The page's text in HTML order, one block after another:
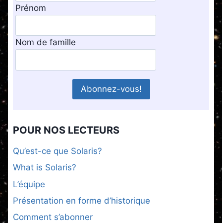
Prénom
Nom de famille
POUR NOS LECTEURS
Qu’est-ce que Solaris?
What is Solaris?
L’équipe
Présentation en forme d’historique
Comment s’abonner